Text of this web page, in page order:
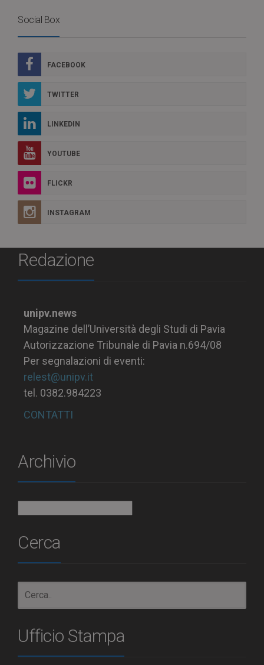
Social Box
FACEBOOK
TWITTER
LINKEDIN
YOUTUBE
FLICKR
INSTAGRAM
Redazione
unipv.news
Magazine dell’Università degli Studi di Pavia
Autorizzazione Tribunale di Pavia n.694/08
Per segnalazioni di eventi:
relest@unipv.it
tel. 0382.984223
CONTATTI
Archivio
Cerca
Ufficio Stampa